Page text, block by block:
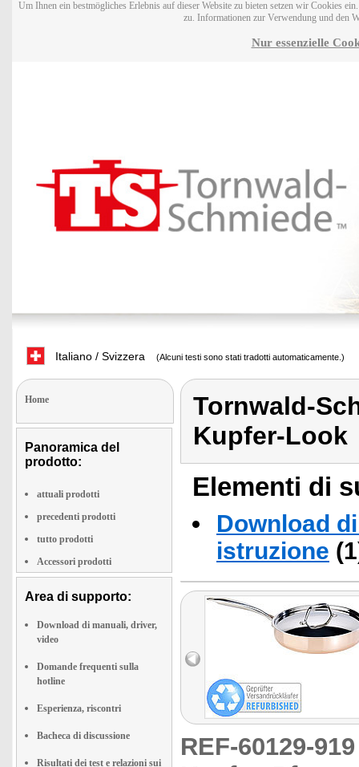
Um Ihnen ein bestmögliches Erlebnis auf dieser Website zu bieten setzen wir Cookies
zu. Informationen zur Verwendung und den
Nur essenzielle
Italiano / Svizzera (Alcuni testi sono stati tradotti automaticamente.)
Home
Panoramica del
prodotto:
attuali prodotti
precedenti prodotti
tutto prodotti
Accessori prodotti
Area di supporto:
Download di manuali, driver,
video
Domande frequenti sulla
hotline
Esperienza, riscontri
Bacheca di discussione
Risultati dei test e relazioni sui
Tornwald-
Kupfer-Look
Elementi di
Download
istruzione
REF-60129-